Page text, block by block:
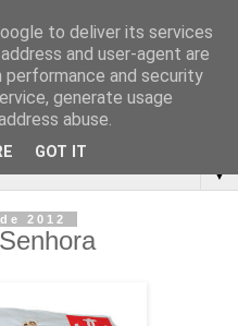
▼
2012
to deliver its services
and user-agent are
performance and security
generate usage
abuse.
GOT IT